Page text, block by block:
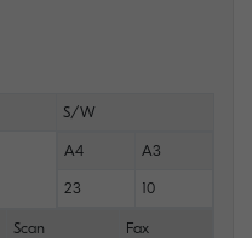
S/W
A4 A3
23 10
Scan Fax